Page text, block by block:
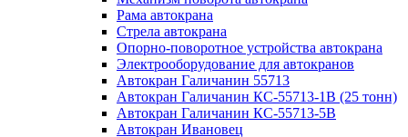
Рама автокрана
Стрела автокрана
Опорно-поворотное устройства автокрана
Электрооборудование для автокранов
Автокран Галичанин 55713
Автокран Галичанин КС-55713-1В (25 тонн)
Автокран Галичанин КС-55713-5В
Автокран Ивановец